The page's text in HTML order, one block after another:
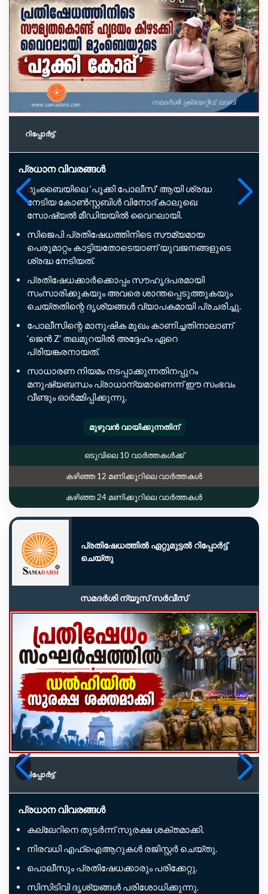
റിപ്പോര്‍ട്ട്
പ്രധാന വിവരങ്ങൾ
മുംബൈയിലെ ‘പൂക്കി പോലീസ്’ ആയി ശ്രദ്ധ
നേടിയ കോൺസ്റ്റബിൾ വിനോദ് കാലുഖെ
സോഷ്യൽ മീഡിയയിൽ വൈറലായി.
സിജെപി പ്രതിഷേധത്തിനിടെ സൗമ്യമായ
പെരുമാറ്റം കാട്ടിയതോടെയാണ് യുവജനങ്ങളുടെ
ശ്രദ്ധ നേടിയത്.
പ്രതിഷേധക്കാർക്കൊപ്പം സൗഹൃദപരമായി
സംസാരിക്കുകയും അവരെ ശാന്തപ്പെടുത്തുകയും
ചെയ്തതിന്റെ ദൃശ്യങ്ങൾ വ്യാപകമായി പ്രചരിച്ചു.
പോലീസിന്റെ മാനുഷിക മുഖം കാണിച്ചതിനാലാണ്
‘ജെൻ Z’ തലമുറയിൽ അദ്ദേഹം ഏറെ
പ്രിയങ്കരനായത്.
സാധാരണ നിയമം നടപ്പാക്കുന്നതിനപ്പുറം
മനുഷ്യബന്ധം പ്രാധാന്യമാണെന്ന് ഈ സംഭവം
വീണ്ടും ഓർമ്മിപ്പിക്കുന്നു.
മുഴുവൻ വായിക്കുന്നതിന്
ഒടുവിലെ 10 വാർത്തകൾക്ക്
കഴിഞ്ഞ 12 മണിക്കൂറിലെ വാർത്തകൾ
കഴിഞ്ഞ 24 മണിക്കൂറിലെ വാർത്തകൾ
പ്രതിഷേധത്തിൽ ഏറ്റുമുട്ടൽ റിപ്പോർട്ട്
ചെയ്തു
സമദർശി ന്യൂസ് സർവീസ്
റിപ്പോര്‍ട്ട്
പ്രധാന വിവരങ്ങൾ
കല്ലേറിനെ തുടർന്ന് സുരക്ഷ ശക്തമാക്കി.
നിരവധി എഫ്‌ഐആറുകൾ രജിസ്റ്റർ ചെയ്തു.
പൊലീസും പ്രതിഷേധക്കാരും പരിക്കേറ്റു.
സിസിടിവി ദൃശ്യങ്ങൾ പരിശോധിക്കുന്നു.